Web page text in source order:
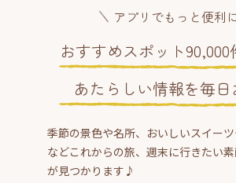
アプリでもっと便利
おすすめスポット
あたらしい情報を毎日
季節の景色や名所、おいしいスイー
などこれからの旅、週末に行きたい
が見つかります♪